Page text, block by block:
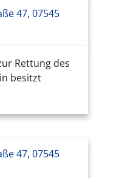
47, 07545
Rettung des
besitzt
47, 07545